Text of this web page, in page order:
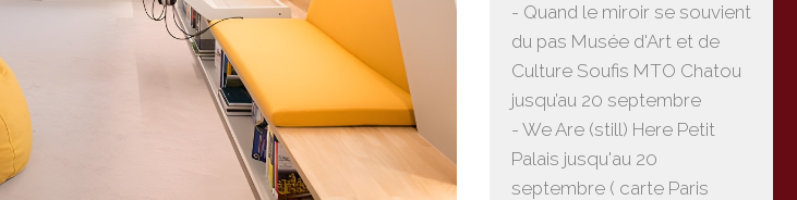
- Quand le miroir se souvient
du pas Musée d'Art et de
Culture Soufis MTO Chatou
jusqu’au 20 septembre
- We Are (still) Here Petit
Palais jusqu'au 20
septembre ( carte Paris